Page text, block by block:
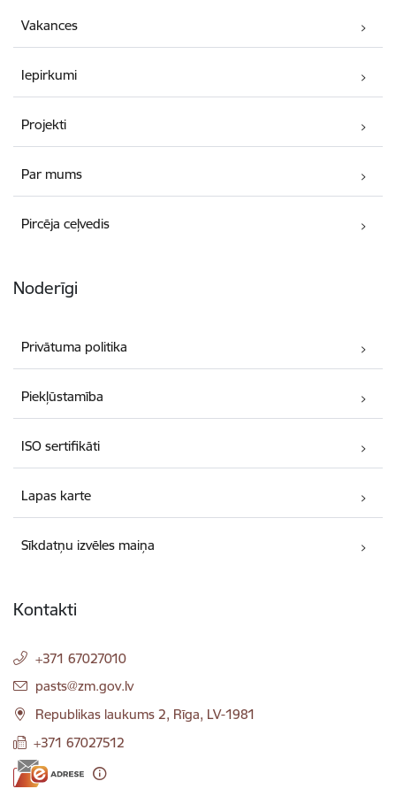
Vakances
Iepirkumi
Projekti
Par mums
Pircēja ceļvedis
Noderīgi
Privātuma politika
Piekļūstamība
ISO sertifikāti
Lapas karte
Sīkdatņu izvēles maiņa
Kontakti
+371 67027010
E-pasts:
pasts@zm.gov.lv
Republikas laukums 2, Rīga, LV-1981
+371 67027512